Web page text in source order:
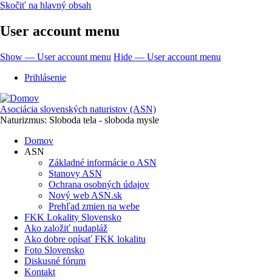
Skočiť na hlavný obsah
User account menu
Show — User account menu Hide — User account menu
Prihlásenie
Asociácia slovenských naturistov (ASN)
Naturizmus: Sloboda tela - sloboda mysle
Domov
ASN
Základné informácie o ASN
Stanovy ASN
Ochrana osobných údajov
Nový web ASN.sk
Prehľad zmien na webe
FKK Lokality Slovensko
Ako založiť nudapláž
Ako dobre opísať FKK lokalitu
Foto Slovensko
Diskusné fórum
Kontakt